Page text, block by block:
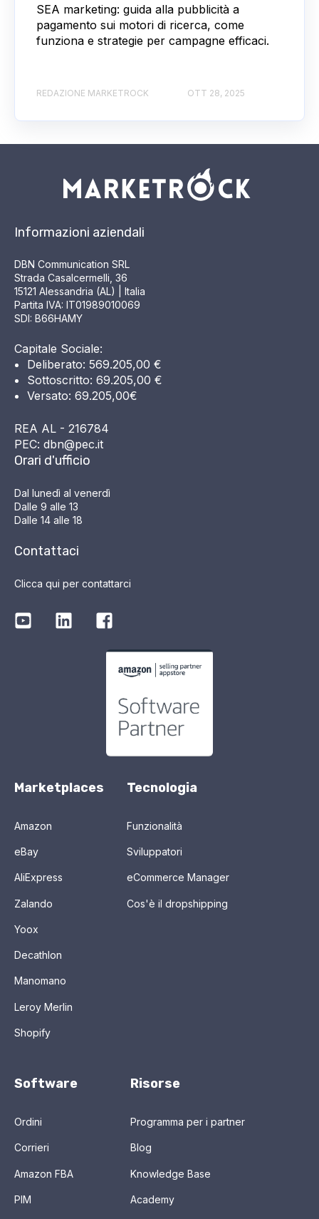
SEA marketing: guida alla pubblicità a
pagamento sui motori di ricerca, come
funziona e strategie per campagne efficaci.
REDAZIONE MARKETROCK OTT 28, 2025
Informazioni aziendali
DBN Communication SRL
Strada Casalcermelli, 36
15121 Alessandria (AL) | Italia
Partita IVA: IT01989010069
SDI: B66HAMY
Capitale Sociale:
Deliberato: 569.205,00 €
Sottoscritto: 69.205,00 €
Versato: 69.205,00€
REA AL - 216784
PEC: dbn@pec.it
Orari d'ufficio
Dal lunedì al venerdì
Dalle 9 alle 13
Dalle 14 alle 18
Contattaci
Clicca qui per contattarci
Marketplaces
Amazon
eBay
AliExpress
Zalando
Yoox
Decathlon
Manomano
Leroy Merlin
Shopify
Tecnologia
Funzionalità
Sviluppatori
eCommerce Manager
Cos'è il dropshipping
Software
Ordini
Corrieri
Amazon FBA
PIM
Risorse
Programma per i partner
Blog
Knowledge Base
Academy